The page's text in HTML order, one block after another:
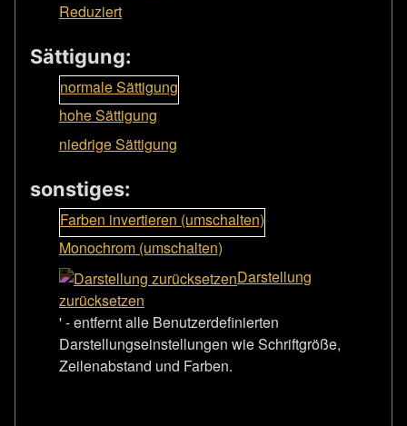
Reduziert
Sättigung:
normale Sättigung
hohe Sättigung
niedrige Sättigung
sonstiges:
Farben invertieren (umschalten)
Monochrom (umschalten)
Darstellung
zurücksetzen
' - entfernt alle Benutzerdefinierten
Darstellungseinstellungen wie Schriftgröße,
Zeilenabstand und Farben.